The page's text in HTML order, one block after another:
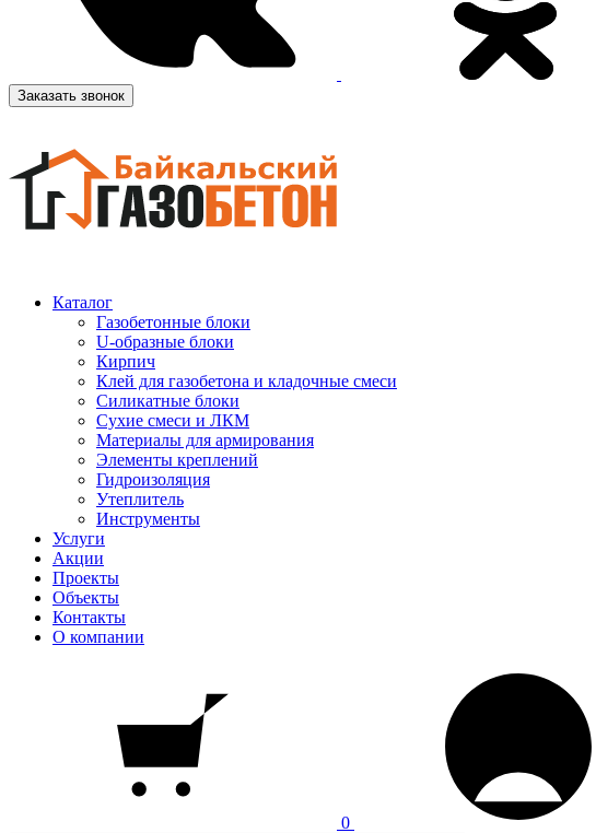
Заказать звонок
Каталог
Газобетонные блоки
U-образные блоки
Кирпич
Клей для газобетона и кладочные смеси
Силикатные блоки
Сухие смеси и ЛКМ
Материалы для армирования
Элементы креплений
Гидроизоляция
Утеплитель
Инструменты
Услуги
Акции
Проекты
Объекты
Контакты
О компании
0